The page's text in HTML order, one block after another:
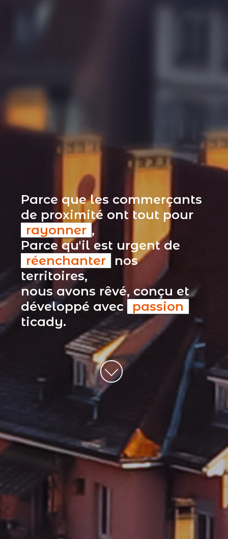
Parce que les commerçants
de proximité ont tout pour
rayonner ,
Parce qu'il est urgent de
réenchanter
nos
territoires,
nous avons rêvé, conçu et
développé avec passion
ticady.